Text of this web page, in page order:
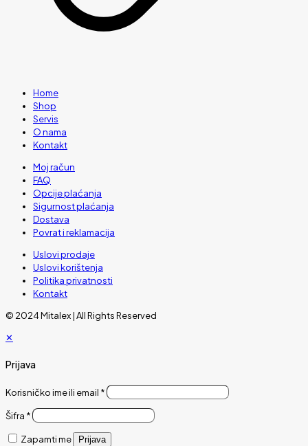
Home
Shop
Servis
O nama
Kontakt
Moj račun
FAQ
Opcije plaćanja
Sigurnost plaćanja
Dostava
Povrat i reklamacija
Uslovi prodaje
Uslovi korištenja
Politika privatnosti
Kontakt
© 2024 Mitalex | All Rights Reserved
✕
Prijava
Korisničko ime ili email *
Šifra *
Zapamti me Prijava